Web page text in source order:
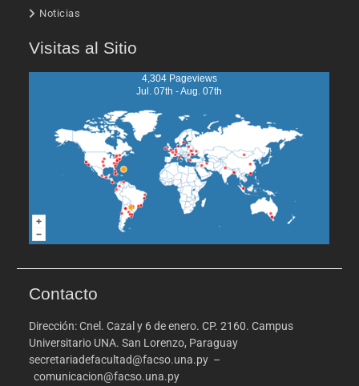
Noticias
Visitas al Sitio
4,304 Pageviews
Jul. 07th - Aug. 07th
Contacto
Dirección: Cnel. Cazal y 6 de enero. CP. 2160. Campus
Universitario UNA. San Lorenzo, Paraguay
secretariadefacultad@facso.una.py –
comunicacion@facso.una.py